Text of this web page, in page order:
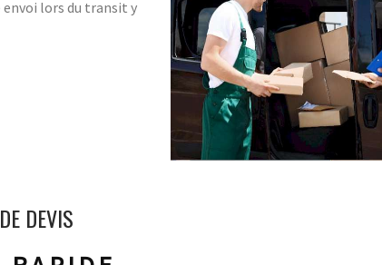
lors du transit y
DEVIS